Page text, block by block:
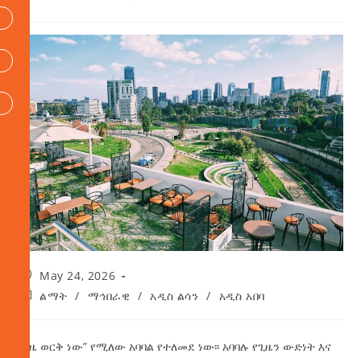
May 24, 2026
ልማት / ማኅበራዊ / አዲስ ልሳን / አዲስ አበባ
“ጊዜ ወርቅ ነው” የሚለው አባባል የተለመደ ነው፡፡ አባባሉ የጊዜን ውድነት እና